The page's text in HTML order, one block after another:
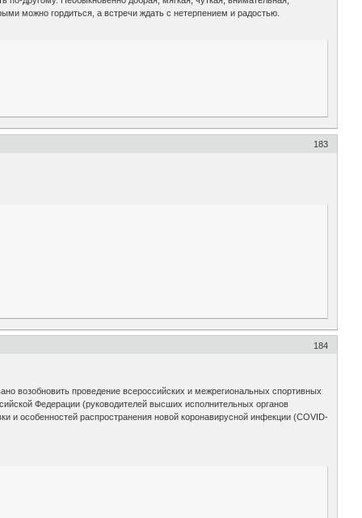
можно гордиться, а встречи ждать с нетерпением и радостью.
183
184
возобновить проведение всероссийских и межрегиональных спортивных
Федерации (руководителей высших исполнительных органов
и особенностей распространения новой коронавирусной инфекции (COVID-